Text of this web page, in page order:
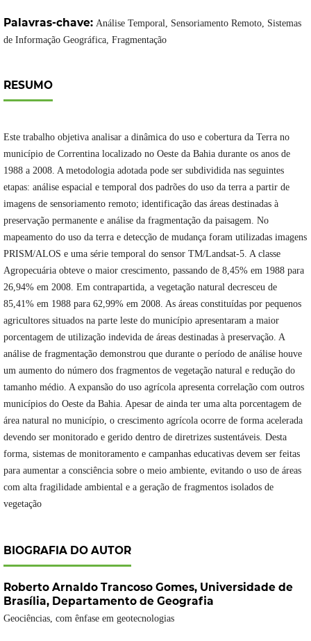
Palavras-chave: Análise Temporal, Sensoriamento Remoto, Sistemas
de Informação Geográfica, Fragmentação
RESUMO
Este trabalho objetiva analisar a dinâmica do uso e cobertura da Terra no
município de Correntina localizado no Oeste da Bahia durante os anos de
1988 a 2008. A metodologia adotada pode ser subdividida nas seguintes
etapas: análise espacial e temporal dos padrões do uso da terra a partir de
imagens de sensoriamento remoto; identificação das áreas destinadas à
preservação permanente e análise da fragmentação da paisagem. No
mapeamento do uso da terra e detecção de mudança foram utilizadas imagens
PRISM/ALOS e uma série temporal do sensor TM/Landsat-5. A classe
Agropecuária obteve o maior crescimento, passando de 8,45% em 1988 para
26,94% em 2008. Em contrapartida, a vegetação natural decresceu de
85,41% em 1988 para 62,99% em 2008. As áreas constituídas por pequenos
agricultores situados na parte leste do município apresentaram a maior
porcentagem de utilização indevida de áreas destinadas à preservação. A
análise de fragmentação demonstrou que durante o período de análise houve
um aumento do número dos fragmentos de vegetação natural e redução do
tamanho médio. A expansão do uso agrícola apresenta correlação com outros
municípios do Oeste da Bahia. Apesar de ainda ter uma alta porcentagem de
área natural no município, o crescimento agrícola ocorre de forma acelerada
devendo ser monitorado e gerido dentro de diretrizes sustentáveis. Desta
forma, sistemas de monitoramento e campanhas educativas devem ser feitas
para aumentar a consciência sobre o meio ambiente, evitando o uso de áreas
com alta fragilidade ambiental e a geração de fragmentos isolados de
vegetação
BIOGRAFIA DO AUTOR
Roberto Arnaldo Trancoso Gomes, Universidade de
Brasília, Departamento de Geografia
Geociências, com ênfase em geotecnologias